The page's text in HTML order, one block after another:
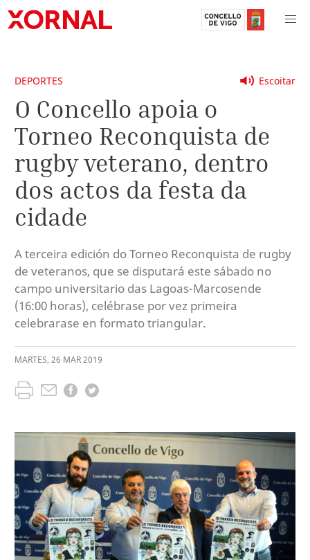
Escoitar
DEPORTES
O Concello apoia o
Torneo Reconquista de
rugby veterano, dentro
dos actos da festa da
cidade
A terceira edición do Torneo Reconquista de rugby
de veteranos, que se disputará este sábado no
campo universitario das Lagoas-Marcosende
(16:00 horas), celébrase por vez primeira
celebrarase en formato triangular.
MARTES, 26 MAR2019